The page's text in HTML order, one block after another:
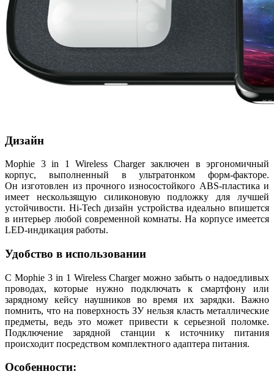
Дизайн
Mophie 3 in 1 Wireless Charger заключен в эргономичный
корпус, выполненный в ультратонком форм-факторе.
Он изготовлен из прочного износостойкого ABS-пластика и
имеет нескользящую силиконовую подложку для лучшей
устойчивости. Hi-Tech дизайн устройства идеально впишется
в интерьер любой современной комнаты. На корпусе имеется
LED-индикация работы.
Удобство в использовании
С Mophie 3 in 1 Wireless Charger можно забыть о надоедливых
проводах, которые нужно подключать к смартфону или
зарядному кейсу наушников во время их зарядки. Важно
помнить, что на поверхность ЗУ нельзя класть металлические
предметы, ведь это может привести к серьезной поломке.
Подключение зарядной станции к источнику питания
происходит посредством комплектного адаптера питания.
Особенности: